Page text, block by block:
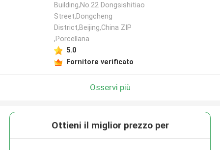
Building,No.22 Dongsishitiao
Street,Dongcheng
District,Beijing,China ZIP
,Porcellana
5.0
Fornitore verificato
Osservi più
Ottieni il miglior prezzo per